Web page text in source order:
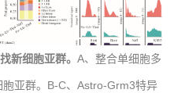
新细胞亚群。 A、整合单细胞多
亚群。B-C、Astro-Grm3特异